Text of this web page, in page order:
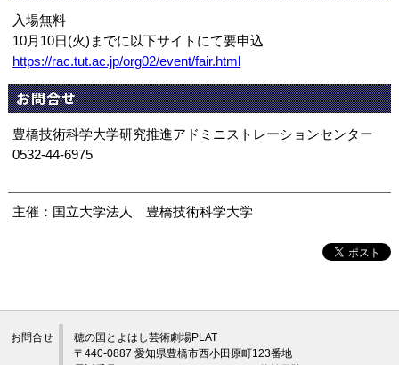
入場無料
10月10日(火)までに以下サイトにて要申込
https://rac.tut.ac.jp/org02/event/fair.html
お問合せ
豊橋技術科学大学研究推進アドミニストレーションセンター
0532-44-6975
主催：国立大学法人 豊橋技術科学大学
お問合せ
穂の国とよはし芸術劇場PLAT
〒440-0887 愛知県豊橋市西小田原町123番地